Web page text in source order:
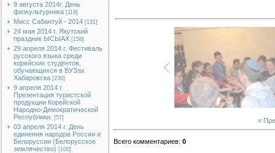
9 августа 2014г. День
физкультурника [119]
Мисс Сабантуй - 2014 [131]
24 мая 2014 г. Якутский
праздник ЫСЫАХ [158]
29 апреля 2014 г. Фестиваль
русского языка среди
корейских студентов,
обучающихся в ВУЗах
Хабаровска [230]
9 апреля 2014 г.
Презентация туристской
продукции Корейской
Народно-Демократической
Республики.
[57]
03 апреля 2014 г. День
единения народов России и
Белоруссии (Белорусское
землячество) [100]
«
Всего комментариев: 0